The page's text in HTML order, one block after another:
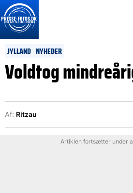
JYLLAND NYHEDER
Voldtog
Af: Ritzau
Artiklen fortsætter under